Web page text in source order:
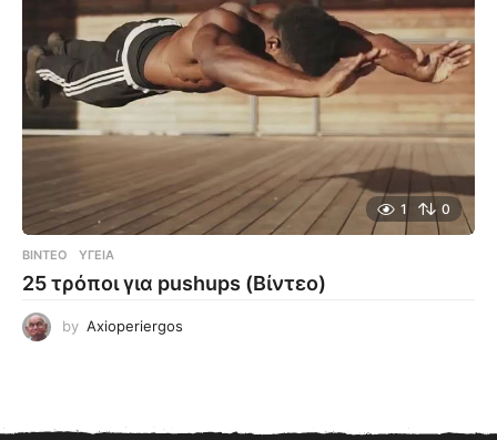
1 0
ΒΊΝΤΕΟ ΥΓΕΊΑ
25 τρόποι για pushups (Βίντεο)
by Axioperiergos